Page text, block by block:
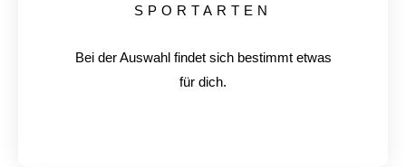
SPORTARTEN
Bei der Auswahl findet sich bestimmt etwas
für dich.